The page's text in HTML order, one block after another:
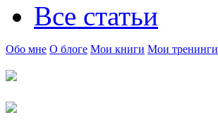
Все статьи
Обо мне О блоге Мои книги Мои тренинги